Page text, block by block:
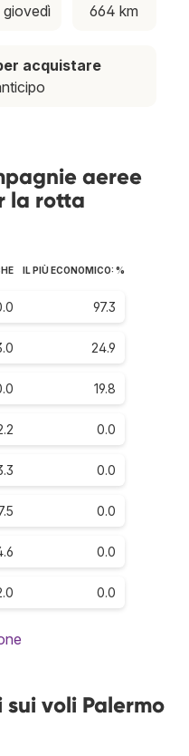
giovedì
664 km
acquistare
aeree
la rotta
IL PIÙ ECONOMICO: %
97.3
24.9
19.8
0.0
0.0
0.0
0.0
0.0
voli Palermo